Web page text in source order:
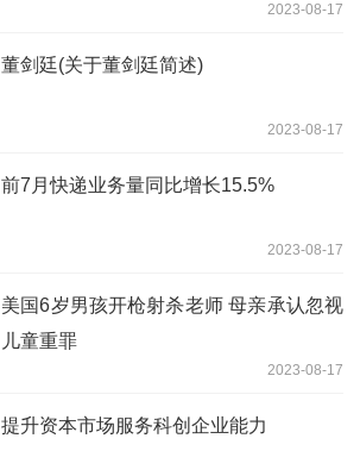
2023-08-17
董剑廷(关于董剑廷简述)
2023-08-17
前7月快递业务量同比增长15.5%
2023-08-17
美国6岁男孩开枪射杀老师 母亲承认忽视
儿童重罪
2023-08-17
提升资本市场服务科创企业能力